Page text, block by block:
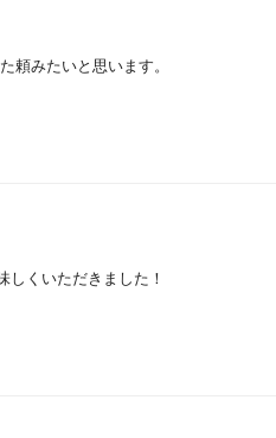
頼みたいと思います。
しくいただきました！